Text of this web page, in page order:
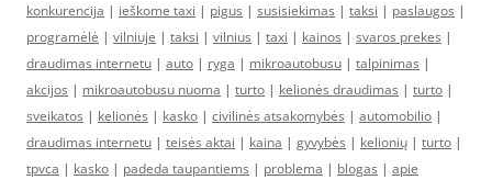
konkurencija | ieškome taxi | pigus | susisiekimas | taksi | paslaugos |
programėlė | vilniuje | taksi | vilnius | taxi | kainos | svaros prekes |
draudimas internetu | auto | ryga | mikroautobusu | talpinimas |
akcijos | mikroautobusu nuoma | turto | kelionės draudimas | turto |
sveikatos | kelionės | kasko | civilinės atsakomybės | automobilio |
draudimas internetu | teisės aktai | kaina | gyvybės | kelionių | turto |
tpvca | kasko | padeda taupantiems | problema | blogas | apie